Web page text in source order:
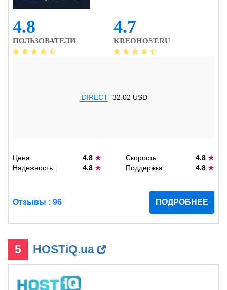
4.8
ПОЛЬЗОВАТЕЛИ
4.7
KREOHOST.RU
.DIRECT 32.02 USD
Цена: 4.8★ Скорость: 4.8 ★
Надежность:
4.8★ Поддержка: 4.8 ★
Отзывы : 96 ПОДРОБНЕЕ
5 HOSTiQ.ua